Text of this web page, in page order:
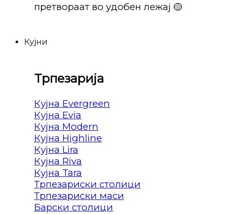
претвораат во удобен лежај 🟡
Кујни
Трпезарија
Кујна Evergreen
Кујна Evia
Кујна Modern
Кујна Highline
Кујна Lira
Кујна Riva
Кујна Tara
Трпезариски столици
Трпезариски маси
Барски столици